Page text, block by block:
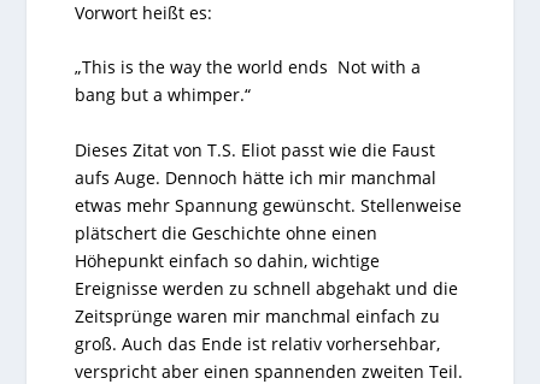
Vorwort heißt es:
„This is the way the world ends Not with a
bang but a whimper.“
Dieses Zitat von T.S. Eliot passt wie die Faust
aufs Auge. Dennoch hätte ich mir manchmal
etwas mehr Spannung gewünscht. Stellenweise
plätschert die Geschichte ohne einen
Höhepunkt einfach so dahin, wichtige
Ereignisse werden zu schnell abgehakt und die
Zeitsprünge waren mir manchmal einfach zu
groß. Auch das Ende ist relativ vorhersehbar,
verspricht aber einen spannenden zweiten Teil.